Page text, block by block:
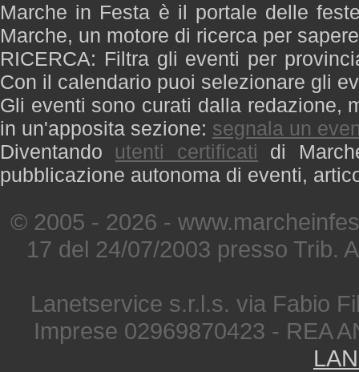
Marche in Festa è il portale delle
Marche, un motore di ricerca per
RICERCA: Filtra gli eventi per
Con il calendario puoi selezionare gli
Gli eventi sono curati dalla redazione,
in un'apposita sezione: segnala un
Diventando utenti certificati di
pubblicazione autonoma di eventi,
© 2005 - 2026 -
17 del 24/07/2003 presso Trib.
Lanetservice s.r.l.s. via Fabio
Imprese 02969870423 - REA